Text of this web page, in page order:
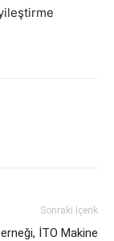
Sonraki İçerik
İTO Makine